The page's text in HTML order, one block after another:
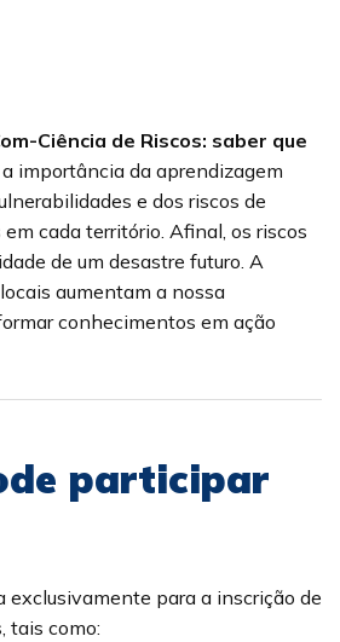
Ciência de Riscos: saber que
a importância da aprendizagem
e dos riscos de
cada território. Afinal, os riscos
de um desastre futuro. A
aumentam a nossa
conhecimentos em ação
participar
exclusivamente para a inscrição de
tais como: